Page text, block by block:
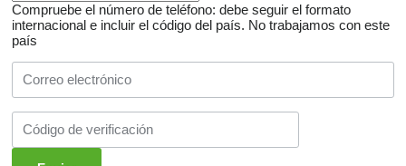
Compruebe el número de teléfono: debe seguir el formato
internacional e incluir el código del país. No trabajamos con este
país